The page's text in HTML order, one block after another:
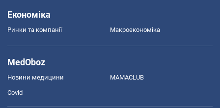
Економіка
Ринки та компанії Макроекономіка
MedOboz
Новини медицини MAMACLUB
Covid